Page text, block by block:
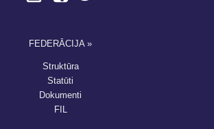
FEDERĀCIJA »
Struktūra
Statūti
Dokumenti
FIL